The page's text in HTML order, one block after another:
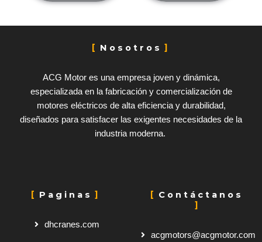
Nosotros
ACG Motor es una empresa joven y dinámica,
especializada en la fabricación y comercialización de
motores eléctricos de alta eficiencia y durabilidad,
diseñados para satisfacer las exigentes necesidades de la
industria moderna.
Paginas
dhcranes.com
Contáctanos
acgmotors@acgmotor.com